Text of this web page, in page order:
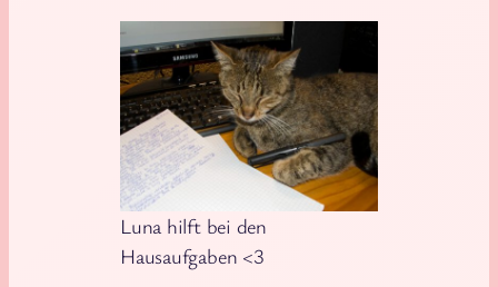
Luna hilft bei den
Hausaufgaben <3